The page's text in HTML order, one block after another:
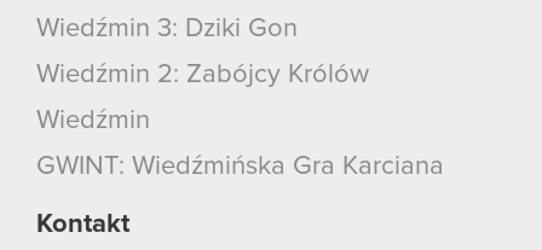
Wiedźmin 3: Dziki Gon
Wiedźmin 2: Zabójcy Królów
Wiedźmin
GWINT: Wiedźmińska Gra Karciana
Kontakt